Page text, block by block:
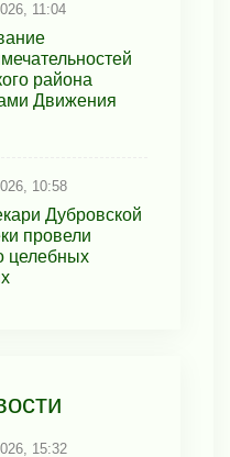
11:04
района
Движения
10:58
Дубровской
провели
целебных
15:32